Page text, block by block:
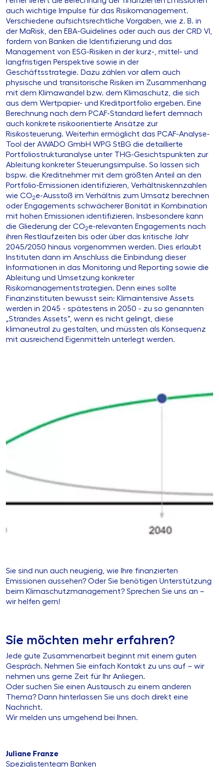
auch wichtige Impulse für das Risikomanagement.
Verschiedene aufsichtsrechtliche Vorgaben, wie z. B. in
der MaRisk, den EBA-Guidelines oder auch aus der CRD VI,
fordern von Banken die Identifizierung und das
Management von ESG-Risiken in der kurz-, mittel- und
langfristigen Perspektive sowie in der
Geschäftsstrategie. Dazu zählen vor allem auch
physische und transitorische Risiken im Zusammenhang
mit dem Klimawandel bzw. dem Klimaschutz, die sich
aus dem Wertpapier- und Kreditportfolio ergeben. Eine
Berechnung nach dem PCAF-Standard liefert demnach
auch konkrete risikoorientierte Ansätze zur
Risikosteuerung. Weiterhin ermöglicht das PCAF-Analyse-
Tool der AWADO GmbH WPG StBG die detaillierte
Portfoliostrukturanalyse unter THG-Gesichtspunkten zur
Ableitung konkreter Steuerungsimpulse. So lassen sich
bspw. die Kreditnehmer mit dem größten Anteil an den
Portfolio-Emissionen identifizieren, Verhältniskennzahlen
wie CO2e-Ausstoß im Verhältnis zum Umsatz berechnen
oder Engagements schwächerer Bonität in Kombination
mit hohen Emissionen identifizieren. Insbesondere kann
die Gliederung der CO2e-relevanten Engagements nach
ihren Restlaufzeiten bis oder über das kritische Jahr
2045/2050 hinaus vorgenommen werden. Dies erlaubt
Instituten dann im Anschluss die Einbindung dieser
Informationen in das Monitoring und Reporting sowie die
Ableitung und Umsetzung konkreter
Risikomanagementstrategien. Denn eines sollte
Finanzinstituten bewusst sein: Klimaintensive Assets
werden in 2045 - spätestens in 2050 - zu so genannten
„Strandes Assets“, wenn es nicht gelingt, diese
klimaneutral zu gestalten, und müssten als Konsequenz
mit ausreichend Eigenmitteln unterlegt werden.
Sie sind nun auch neugierig, wie Ihre finanzierten
Emissionen aussehen? Oder Sie benötigen Unterstützung
beim Klimaschutzmanagement? Sprechen Sie uns an –
wir helfen gern!
Sie möchten mehr erfahren?
Jede gute Zusammenarbeit beginnt mit einem guten
Gespräch. Nehmen Sie einfach Kontakt zu uns auf – wir
nehmen uns gerne Zeit für Ihr Anliegen.
Oder suchen Sie einen Austausch zu einem anderen
Thema? Dann hinterlassen Sie uns doch direkt eine
Nachricht.
Wir melden uns umgehend bei Ihnen.
Juliane Franze
Spezialistenteam Banken